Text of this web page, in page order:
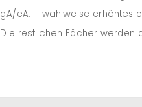
gA/eA: wahlweise erhöhtes
Die restlichen Fächer werden